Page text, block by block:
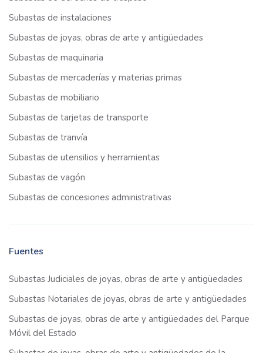
Subastas de instalaciones
Subastas de joyas, obras de arte y antigüedades
Subastas de maquinaria
Subastas de mercaderías y materias primas
Subastas de mobiliario
Subastas de tarjetas de transporte
Subastas de tranvía
Subastas de utensilios y herramientas
Subastas de vagón
Subastas de concesiones administrativas
Fuentes
Subastas Judiciales de joyas, obras de arte y antigüedades
Subastas Notariales de joyas, obras de arte y antigüedades
Subastas de joyas, obras de arte y antigüedades del Parque
Móvil del Estado